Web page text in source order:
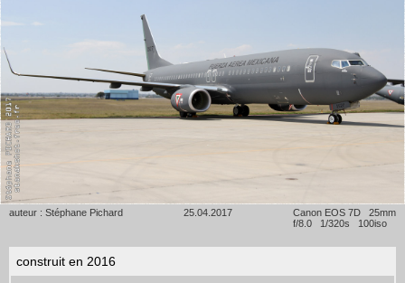
auteur : Stéphane Pichard 25.04.2017
Canon EOS 7D 25mm
f/8.0 1/320s 100iso
construit en 2016